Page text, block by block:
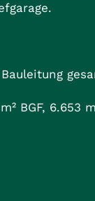
BGF, 6.653